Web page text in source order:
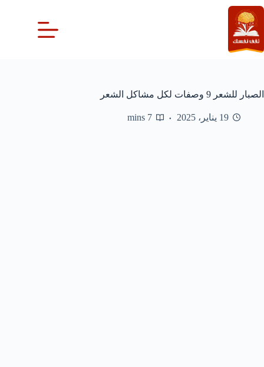
التجاوز
إلى
المحتوى
الصبار للشعر 9 وصفات لكل مشاكل الشعر
19 يناير، 2025 7 mins